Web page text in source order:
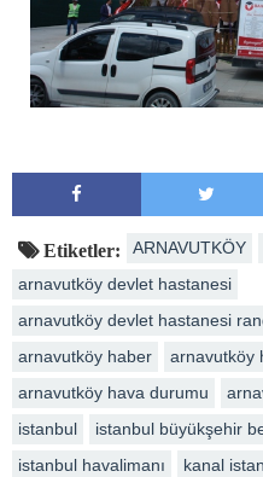
Etiketler: ARNAVUTKÖY
arnavutköy devlet hastanesi
arnavutköy devlet hastanesi
arnavutköy haber
arnavutköy
arnavutköy hava durumu
istanbul
istanbul büyükşehir
istanbul havalimanı
kanal